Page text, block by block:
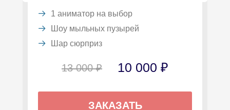
1 аниматор на выбор
Шоу мыльных пузырей
Шар сюрприз
13 000 ₽ 10 000 ₽
ЗАКАЗАТЬ